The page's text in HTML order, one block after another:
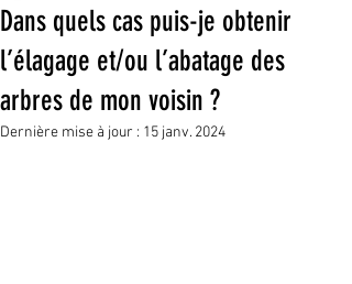
Dans quels cas puis-je obtenir
l’élagage et/ou l’abatage des
arbres de mon voisin ?
Dernière mise à jour : 15 janv. 2024